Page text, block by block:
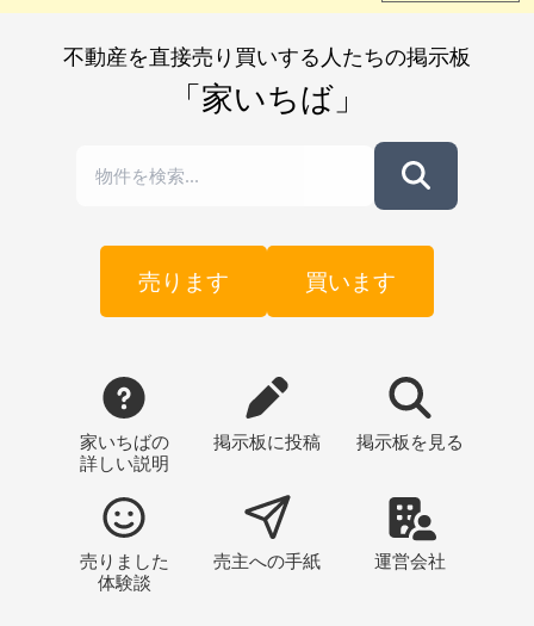
不動産を直接売り買いする人たちの掲示板
「家いちば」
売ります 買います
家いちばの
詳しい説明
掲示板に投稿 掲示板 を見る
売りました
体験談
売主への手紙 運営会社